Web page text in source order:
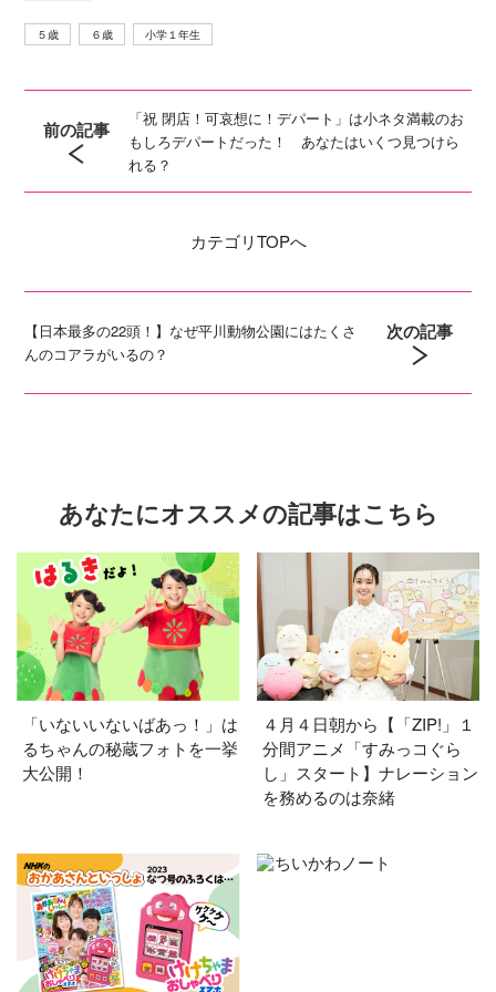
５歳 ６歳 小学１年生
前の記事
「祝 閉店！可哀想に！デパート」は小ネタ満載のお
もしろデパートだった！ あなたはいくつ見つけら
れる？
カテゴリTOPへ
【日本最多の22頭！】なぜ平川動物公園にはたくさ
んのコアラがいるの？
次の記事
あなたにオススメの記事はこちら
「いないいないばあっ！」は
るちゃんの秘蔵フォトを一挙
大公開！
４月４日朝から【「ZIP!」１
分間アニメ「すみっコぐら
し」スタート】ナレーション
を務めるのは奈緒